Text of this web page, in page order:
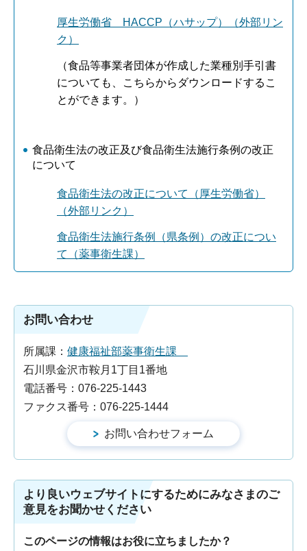
厚生労働省 HACCP（ハサップ）（外部リン
ク）
（食品等事業者団体が作成した業種別手引書
についても、こちらからダウンロードするこ
とができます。）
食品衛生法の改正及び食品衛生法施行条例の改正
について
食品衛生法の改正について（厚生労働省）
（外部リンク）
食品衛生法施行条例（県条例）の改正につい
て（薬事衛生課）
お問い合わせ
所属課： 健康福祉部薬事衛生課
石川県金沢市鞍月1丁目1番地
電話番号：076-225-1443
ファクス番号：076-225-1444
より良いウェブサイトにするためにみなさまのご
意見をお聞かせください
このページの情報はお役に立ちましたか？